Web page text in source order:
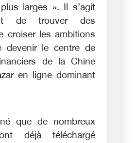
larges ». Il s’agit
de trouver des
croiser les ambitions
devenir le centre de
de la Chine
en ligne dominant
que de nombreux
déjà téléchargé